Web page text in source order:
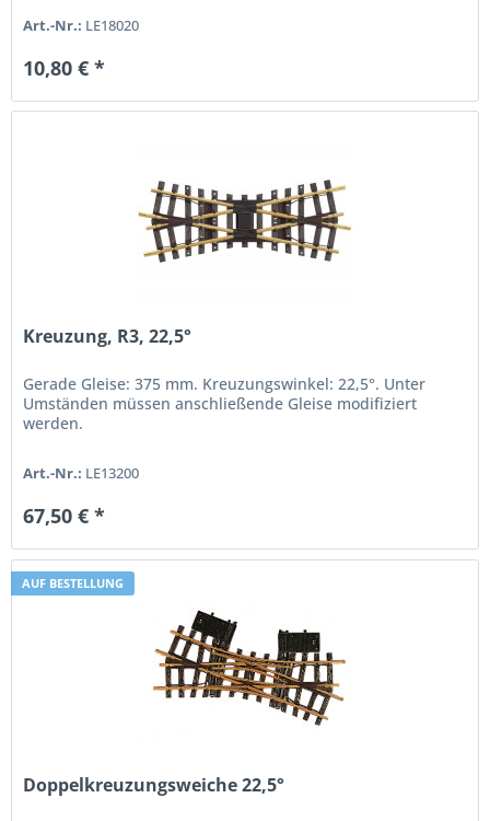
Art.-Nr.: LE18020
10,80 € *
Kreuzung, R3, 22,5°
Gerade Gleise: 375 mm. Kreuzungswinkel: 22,5°. Unter
Umständen müssen anschließende Gleise modifiziert
werden.
Art.-Nr.: LE13200
67,50 € *
AUF BESTELLUNG
Doppelkreuzungsweiche 22,5°